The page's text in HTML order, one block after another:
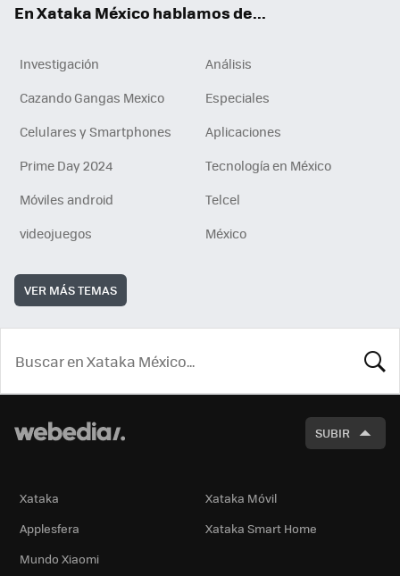
En Xataka México hablamos de...
Investigación
Análisis
Cazando Gangas Mexico
Especiales
Celulares y Smartphones
Aplicaciones
Prime Day 2024
Tecnología en México
Móviles android
Telcel
videojuegos
México
VER MÁS TEMAS
SUBIR
Xataka
Xataka Móvil
Applesfera
Xataka Smart Home
Mundo Xiaomi